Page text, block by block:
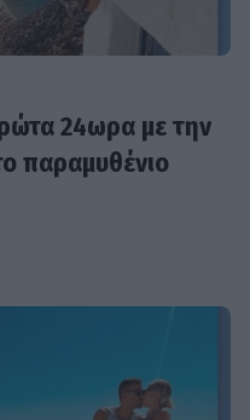
24ωρα με την
παραμυθένιο